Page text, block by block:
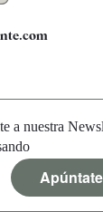
a nuestra
Apúntate